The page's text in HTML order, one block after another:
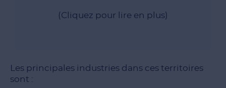
(Cliquez pour lire en plus)
nouveaux arrivants possédant les compétences
Les principales industries dans ces territoires
sont :